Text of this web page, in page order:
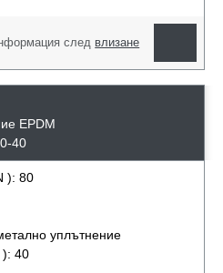
след влизане
EPDM
40
): 80
уплътнение
40